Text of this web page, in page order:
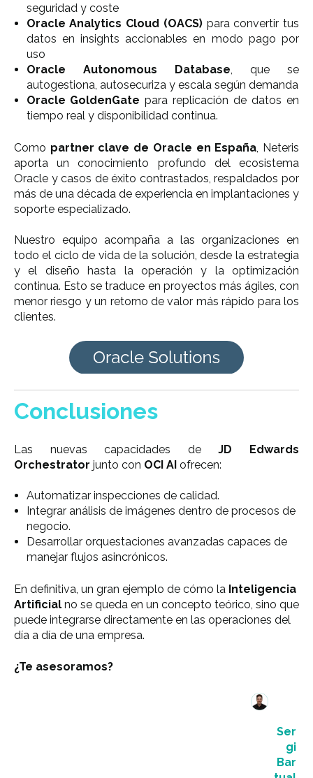
seguridad y coste
Oracle Analytics Cloud (OACS)para convertir tus
datos en insights accionables en modo pago por
uso
Oracle Autonomous Database, que se
autogestiona, autosecuriza y escala según demanda
Oracle GoldenGate para replicación de datos en
tiempo real y disponibilidad continua.
Como partner clave de Oracle en España, Neteris
aporta un conocimiento profundo del ecosistema
Oracle y casos de éxito contrastados, respaldados por
más de una década de experiencia en implantaciones y
soporte especializado.
Nuestro equipo acompaña a las organizaciones en
todo el ciclo de vida de la solución, desde la estrategia
y el diseño hasta la operación y la optimización
continua. Esto se traduce en proyectos más ágiles, con
menor riesgo y un retorno de valor más rápido para los
clientes.
Conclusiones
Las nuevas capacidades deJD Edwards
Orchestrator junto con OCI AI ofrecen:
Automatizar inspecciones de calidad.
Integrar análisis de imágenes dentro de procesos de
negocio.
Desarrollar orquestaciones avanzadas capaces de
manejar flujos asincrónicos.
En definitiva, un gran ejemplo de cómo la Inteligencia
Artificial no se queda en un concepto teórico, sino que
puede integrarse directamente en las operaciones del
día a día de una empresa.
¿Te asesoramos?
Ser
gi
Bar